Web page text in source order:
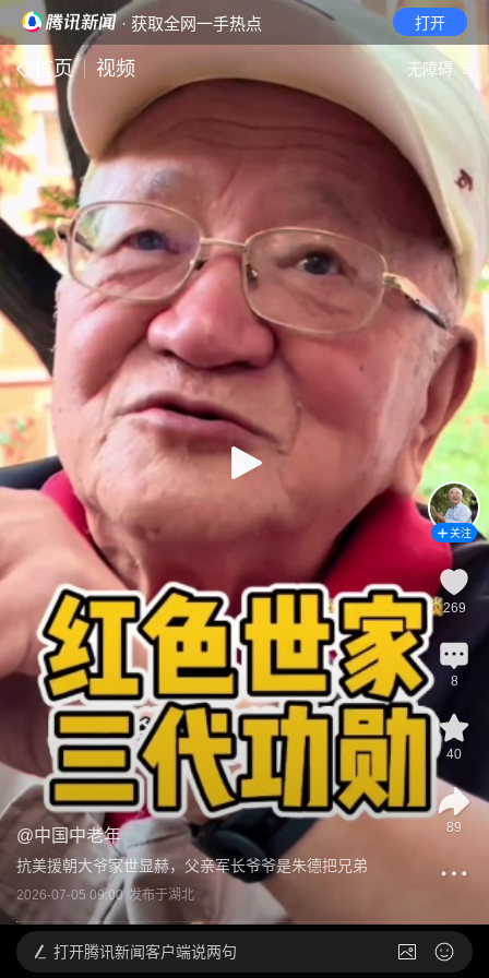
· 获取全网一手热点 打开
首页 视频 无障碍
@中国中老年
抗美援朝大爷家世显赫，父亲军长爷爷是朱德把兄弟
2026-07-05 09:00 发布于湖北
关注
269
8
40
89
打开腾讯新闻客户端说两句